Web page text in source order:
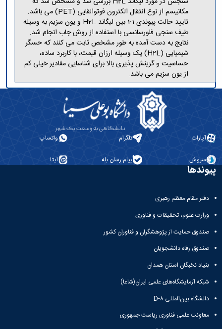
مکانیسم از نوع انتقال الکترون فوتوالقایی (PET) می باشد.
تایید حالت پیوندی 1:1 بین لیگاند H2L و یون سزیم به وسیله
طیف سنجی فلورسانسی با استفاده از روش جاب انجام شد.
نتایج به دست آمده به طور مشخص ثابت می کنند که حسگر
شیمیایی (H2L) یک وسیله ارزان قیمت، با کاربرد ساده،
حساسیت و گزینش پذیری بالا برای شناسایی مقادیر خیلی کم
از یون سزیم می باشد.
آپارات تلگرام واتساپ
سروش پیام رسان بله ایتا
پیوندها
دفتر مقام معظم رهبری
وزارت علوم، تحقیقات و فناوری
صندوق حمایت از پژوهشگران و فناوران کشور
صندوق رفاه دانشجویان
بنیاد نخبگان استان همدان
شبکه آزمایشگاه‌های علمی ایران(شاعا)
دانشگاه بین‌المللی D-۸
معاونت علمی فناوری ریاست جمهوری